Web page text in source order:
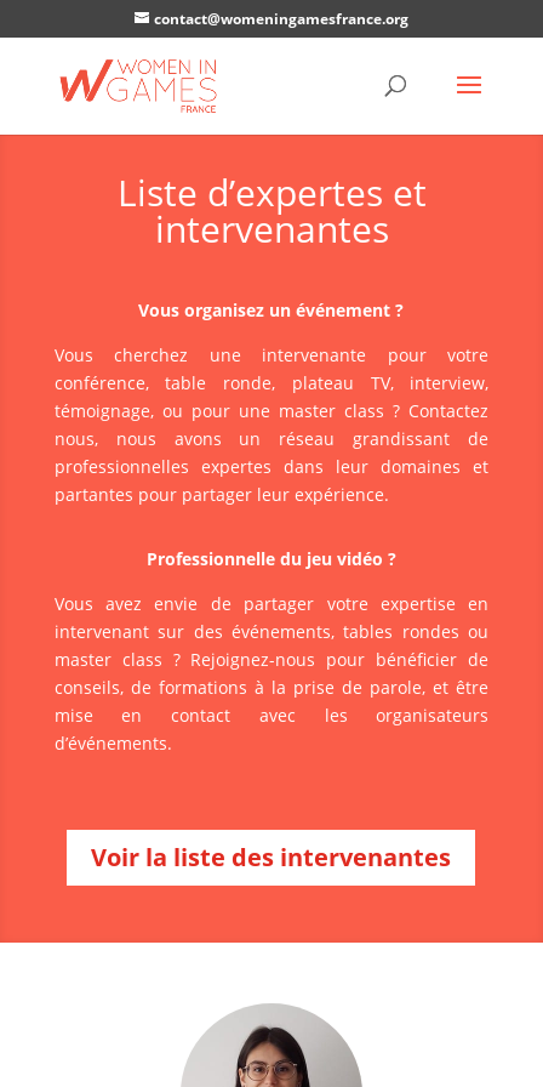
contact@womeningamesfrance.org
Liste d’expertes et
intervenantes
Vous organisez un événement ?
Vous cherchez une intervenante pour votre
conférence, table ronde, plateau TV, interview,
témoignage, ou pour une master class ? Contactez
nous, nous avons un réseau grandissant de
professionnelles expertes dans leur domaines et
partantes pour partager leur expérience.
Professionnelle du jeu vidéo ?
Vous avez envie de partager votre expertise en
intervenant sur des événements, tables rondes ou
master class ? Rejoignez-nous pour bénéficier de
conseils, de formations à la prise de parole, et être
mise en contact avec les organisateurs
d’événements.
Voir la liste des intervenantes